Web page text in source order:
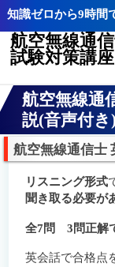
知識ゼロから9時間
航空無線通
試験対策講座
合格率と難
航空無線通
航空特殊無
航空通｜航
講座の特長
教材一覧
合格率と難
航空無線通
航空特殊無
航空通｜航
講座の特長
教材一覧
航空無線通
説(音声付き)
航空無線通信士
リスニング形式
聞き取る必要が
全7問 3問正解
英会話で合格点